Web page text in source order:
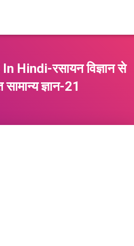
Hindi-रसायन विज्ञान से
सामान्य ज्ञान-21